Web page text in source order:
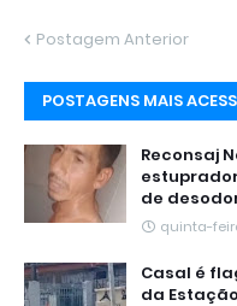
Postagem Anterior
POSTAGENS MAIS
Reconsaj
de
quinta-
Casal é
da